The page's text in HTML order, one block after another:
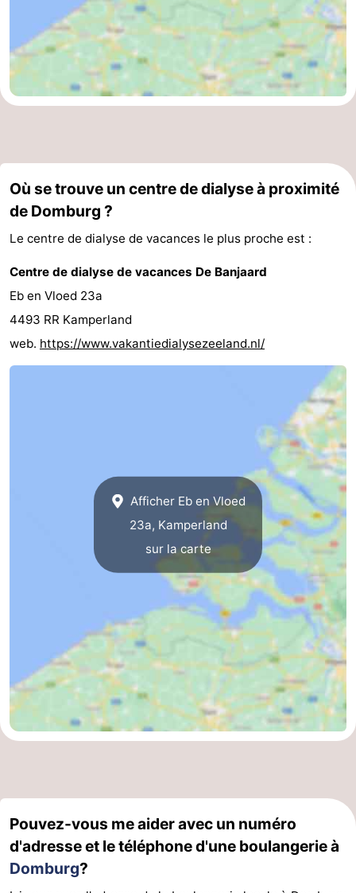
Où se trouve un centre de dialyse à proximité
de Domburg ?
Le centre de dialyse de vacances le plus proche est :
Centre de dialyse de vacances De Banjaard
Eb en Vloed 23a
4493 RR Kamperland
web. https://www.vakantiedialysezeeland.nl/
Afficher Eb en Vloed
23a, Kamperland
sur la carte
Pouvez-vous me aider avec un numéro
d'adresse et le téléphone d'une boulangerie à
Domburg?